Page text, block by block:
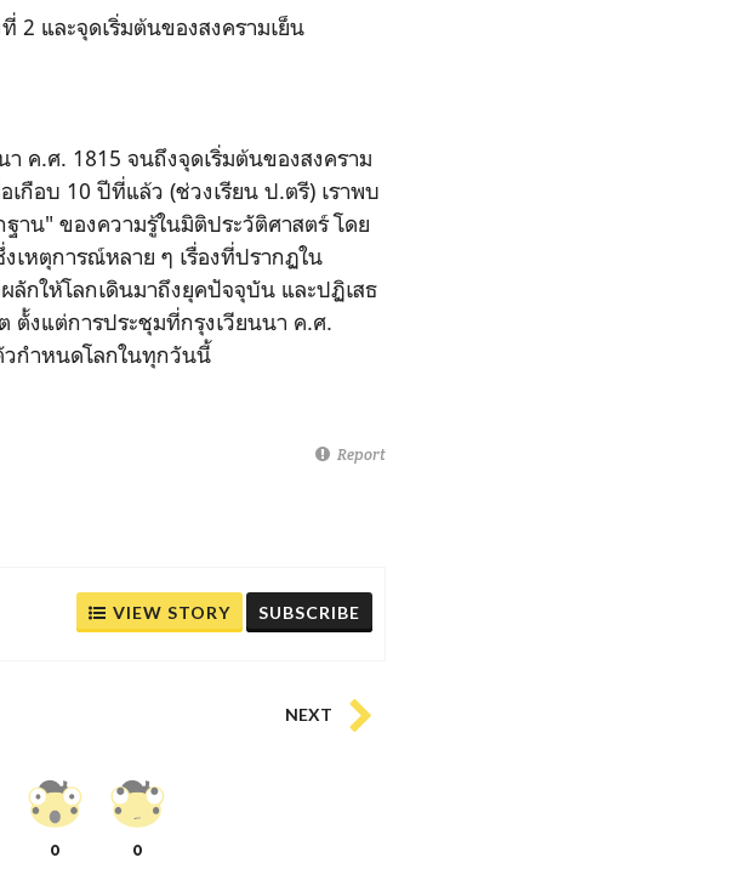
2 และจุดเริ่มต้นของสงครามเย็น
ค.ศ. 1815 จนถึงจุดเริ่มต้นของสงคราม
กือบ 10 ปีที่แล้ว (ช่วงเรียน ป.ตรี) เราพบ
าน" ของความรู้ในมิติประวัติศาสตร์ โดย
เหตุการณ์หลาย ๆ เรื่องที่ปรากฏใน
กให้โลกเดินมาถึงยุคปัจจุบัน และปฏิเสธ
ตั้งแต่การประชุมที่กรุงเวียนนา ค.ศ.
วกำหนดโลกในทุกวันนี้
Report
VIEW STORY SUBSCRIBE
NEXT
0 0